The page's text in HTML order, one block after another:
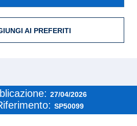
AI PREFERITI
27/04/2026
SP50099